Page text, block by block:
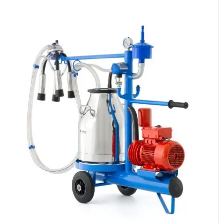
Подбираем оборудование, рассчитываем
стоимость товара и ориентировочную стоимость
доставки.
Счёт и оплата
Согласовываем условия, готовим счёт, договор
или спецификацию и принимаем оплату по
реквизитам.